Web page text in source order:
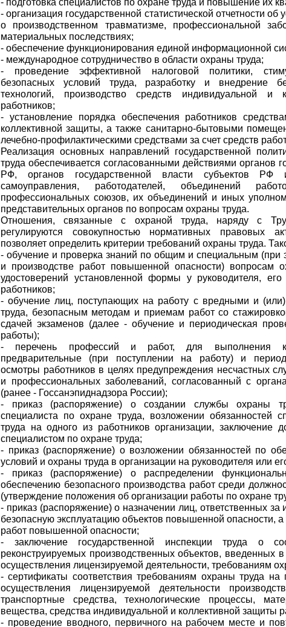
- организация государственной статистической отчетности об
о производственном травматизме, профессиональной
материальных последствиях;
- обеспечение функционирования единой информационной
- международное сотрудничество в области охраны труда;
- проведение эффективной налоговой политики,
безопасных условий труда, разработку и внедрение
технологий, производство средств индивидуальной и
работников;
- установление порядка обеспечения работников
коллективной защиты, а также санитарно-бытовыми
лечебно-профилактическими средствами за счет средств
Реализация основных направлений государственной
труда обеспечивается согласованными действиями органов
РФ, органов государственной власти субъектов РФ
самоуправления, работодателей, объединений
профессиональных союзов, их объединений и иных
представительных органов по вопросам охраны труда.
Отношения, связанные с охраной труда, наряду с
регулируются совокупностью нормативных правовых
позволяет определить критерии требований охраны труда.
- обучение и проверка знаний по общим и специальным (при
и производстве работ повышенной опасности) вопросам
удостоверений установленной формы у руководителя,
работников;
- обучение лиц, поступающих на работу с вредными и
труда, безопасным методам и приемам работ со
сдачей экзаменов (далее - обучение и периодическая
работы);
- перечень профессий и работ, для выполнения
предварительные (при поступлении на работу) и
осмотры работников в целях предупреждения несчастных
и профессиональных заболеваний, согласованный с
(ранее - Госсанэпиднадзора России);
- приказ (распоряжение) о создании службы охраны
специалиста по охране труда, возложении обязанностей
труда на одного из работников организации, заключение
специалистом по охране труда;
- приказ (распоряжение) о возложении обязанностей по
условий и охраны труда в организации на руководителя или
- приказ (распоряжение) о распределении
обеспечению безопасного производства работ среди
(утверждение положения об организации работы по охране
- приказ (распоряжение) о назначении лиц, ответственных за
безопасную эксплуатацию объектов повышенной опасности, а
работ повышенной опасности;
- заключение государственной инспекции труда о
реконструируемых производственных объектов, введенных
осуществления лицензируемой деятельности, требованиям
- сертификаты соответствия требованиям охраны труда
осуществления лицензируемой деятельности
транспортные средства, технологические процессы,
вещества, средства индивидуальной и коллективной защиты
- проведение вводного, первичного на рабочем месте и